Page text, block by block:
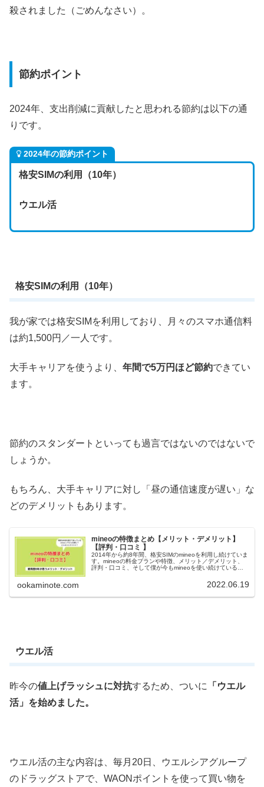
殺されました（ごめんなさい）。
節約ポイント
2024年、支出削減に貢献したと思われる節約は以下の通
りです。
2024年の節約ポイント
格安SIMの利用（10年）
ウエル活
格安SIMの利用（10年）
我が家では格安SIMを利用しており、月々のスマホ通信料
は約1,500円／一人です。
大手キャリアを使うより、 年間で5万円ほど節約できてい
ます。
節約のスタンダートといっても過言ではないのではないで
しょうか。
もちろん、大手キャリアに対し「昼の通信速度が遅い」な
どのデメリットもあります。
mineoの特徴まとめ【メリット・デメリット】
【評判・口コミ 】
2014年から約8年間、格安SIMのmineoを利用し続けていま
す。mineoの料金プランや特徴、メリット／デメリット、
評判・口コミ、そして僕が今もmineoを使い続けている理
ookaminote.com 2022.06.19
ウエル活
昨今の値上げラッシュに対抗するため、ついに 「ウエル
活」を始めました。
ウエル活の主な内容は、毎月20日、ウエルシアグループ
のドラッグストアで、WAONポイントを使って買い物を